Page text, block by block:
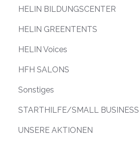
HELIN BILDUNGSCENTER
HELIN GREENTENTS
HELIN Voices
HFH SALONS
Sonstiges
STARTHILFE/SMALL BUSINESS
UNSERE AKTIONEN